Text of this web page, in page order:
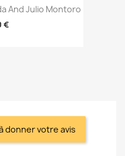
And Julio Montoro
€
donner votre avis